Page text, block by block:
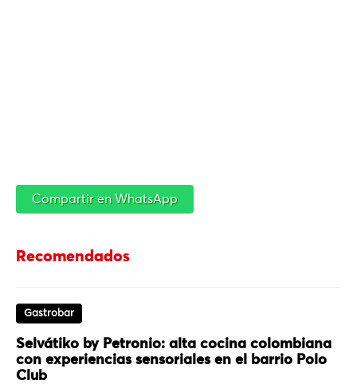
Compartir en WhatsApp
Recomendados
Gastrobar
Selvátiko by Petronio: alta cocina colombiana
con experiencias sensoriales en el barrio Polo
Club